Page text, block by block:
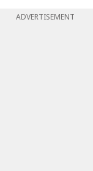
ADVERTISEMENT